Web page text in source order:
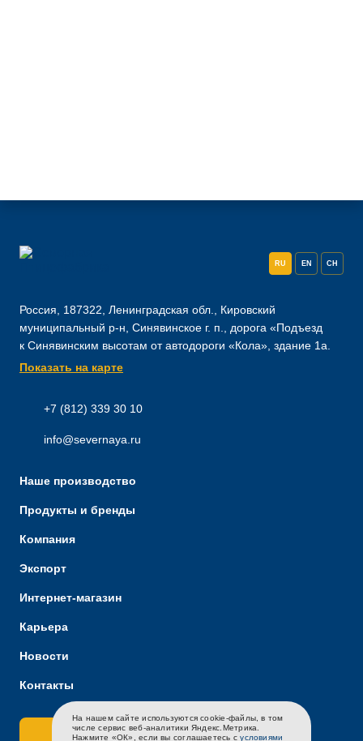
EN CH
RU EN CH
Россия, 187322, Ленинградская обл., Кировский
муниципальный р-н, Синявинское г. п., дорога «Подъезд
к Синявинским высотам от автодороги «Кола», здание 1а.
Показать на карте
+7 (812) 339 30 10
info@severnaya.ru
Наше производство
Продукты и бренды
Компания
Экспорт
Интернет-магазин
Карьера
Новости
Контакты
На нашем сайте используются cookie-файлы, в том
числе сервис веб-аналитики Яндекс.Метрика.
Нажмите «ОК», если вы соглашаетесь сусловиями